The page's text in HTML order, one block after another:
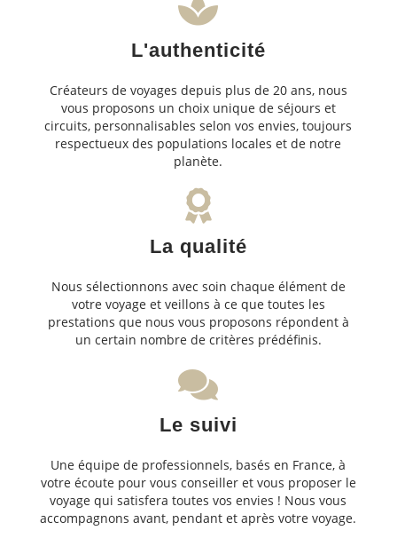
L'authenticité
Créateurs de voyages depuis plus de 20 ans, nous
vous proposons un choix unique de séjours et
circuits, personnalisables selon vos envies, toujours
respectueux des populations locales et de notre
planète.
La qualité
Nous sélectionnons avec soin chaque élément de
votre voyage et veillons à ce que toutes les
prestations que nous vous proposons répondent à
un certain nombre de critères prédéfinis.
Le suivi
Une équipe de professionnels, basés en France, à
votre écoute pour vous conseiller et vous proposer le
voyage qui satisfera toutes vos envies ! Nous vous
accompagnons avant, pendant et après votre voyage.